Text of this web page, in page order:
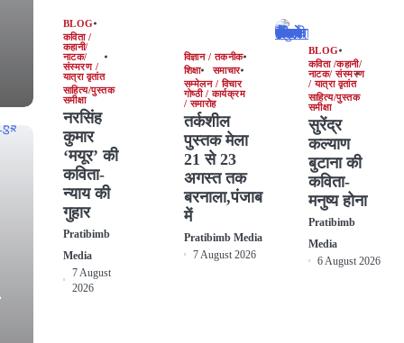
BLOG
कविता /
कहानी/
नाटक/
संस्मरण /
यात्रा वृतांत
साहित्य/पुस्तक
समीक्षा
नरसिंह
कुमार
‘मयूर’ की
कविता-
न्याय की
गुहार
Pratibimb
Media
7 August
2026
विज्ञान / तकनीक
शिक्षा
समाचार
सम्मेलन / विचार
गोष्ठी / कार्यक्रम
/ समारोह
तर्कशील
पुस्तक मेला
21 से 23
अगस्त तक
बरनाला,पंजाब
में
Pratibimb Media
7 August 2026
BLOG
कविता /कहानी/
नाटक/ संस्मरण
/ यात्रा वृतांत
साहित्य/पुस्तक
समीक्षा
सुरेंद्र
कल्याण
बुटाना की
कविता-
मनुष्य होना
Pratibimb
Media
6 August 2026